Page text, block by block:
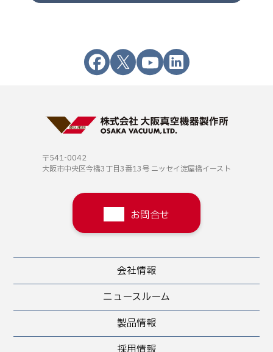
〒541-0042
大阪市中央区今橋3丁目3番13号 ニッセイ淀屋橋イースト
お問合せ
会社情報
ニュースルーム
製品情報